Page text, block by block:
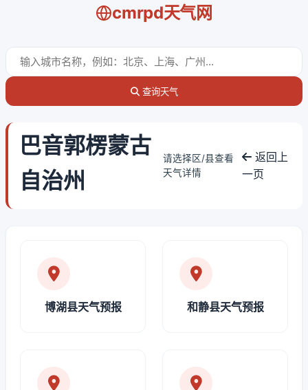
cmrpd天气网
查询天气
巴音郭楞蒙古
自治州
请选择区/县查看
天气详情
返回上
一页
博湖县天气预报 和静县天气预报